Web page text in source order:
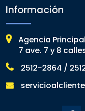
Información
Agencia
7 ave. 7 y 8
2512-2864 /